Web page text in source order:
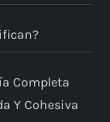
Completa
Y Cohesiva